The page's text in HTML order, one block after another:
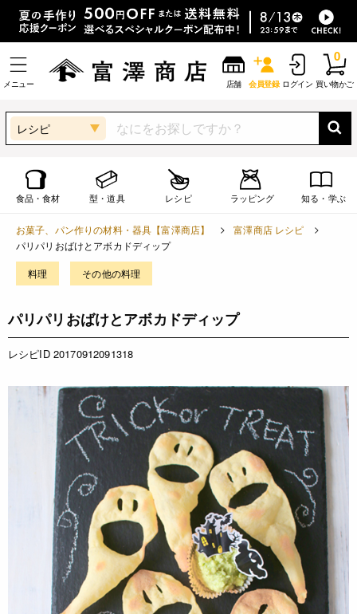
メニュー 店舗 会員登録 ログイン 買い物かご
0
レシピ
食品・食材 型・道具 レシピ ラッピング 知る・学ぶ
お菓子、パン作りの材料・器具【富澤商店】
富澤商店 レシピ
パリパリおばけとアボカドディップ
料理 その他の料理
パリパリおばけとアボカドディップ
レシピID 20170912091318